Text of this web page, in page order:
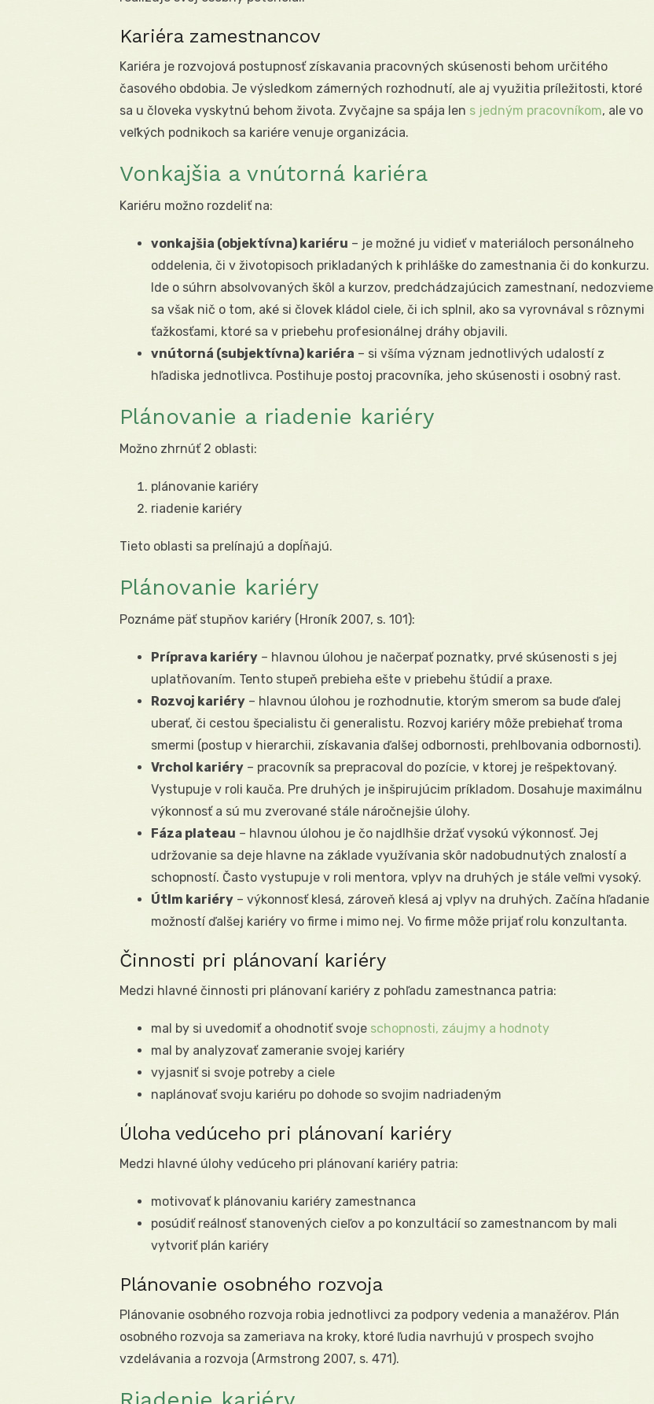
Kariéra zamestnancov
Kariéra je rozvojová postupnosť získavania pracovných skúsenosti behom určitého
časového obdobia. Je výsledkom zámerných rozhodnutí, ale aj využitia príležitosti, ktoré
sa u človeka vyskytnú behom života. Zvyčajne sa spája len s jedným pracovníkom, ale vo
veľkých podnikoch sa kariére venuje organizácia.
Vonkajšia a vnútorná kariéra
Kariéru možno rozdeliť na:
vonkajšia (objektívna) kariéru – je možné ju vidieť v materiáloch personálneho
oddelenia, či v životopisoch prikladaných k prihláške do zamestnania či do konkurzu.
Ide o súhrn absolvovaných škôl a kurzov, predchádzajúcich zamestnaní, nedozvieme
sa však nič o tom, aké si človek kládol ciele, či ich splnil, ako sa vyrovnával s rôznymi
ťažkosťami, ktoré sa v priebehu profesionálnej dráhy objavili.
vnútorná (subjektívna) kariéra – si všíma význam jednotlivých udalostí z
hľadiska jednotlivca. Postihuje postoj pracovníka, jeho skúsenosti i osobný rast.
Plánovanie a riadenie kariéry
Možno zhrnúť 2 oblasti:
plánovanie kariéry
riadenie kariéry
Tieto oblasti sa prelínajú a dopĺňajú.
Plánovanie kariéry
Poznáme päť stupňov kariéry (Hroník 2007, s. 101):
Príprava kariéry – hlavnou úlohou je načerpať poznatky, prvé skúsenosti s jej
uplatňovaním. Tento stupeň prebieha ešte v priebehu štúdií a praxe.
Rozvoj kariéry – hlavnou úlohou je rozhodnutie, ktorým smerom sa bude ďalej
uberať, či cestou špecialistu či generalistu. Rozvoj kariéry môže prebiehať troma
smermi (postup v hierarchii, získavania ďalšej odbornosti, prehlbovania odbornosti).
Vrchol kariéry – pracovník sa prepracoval do pozície, v ktorej je rešpektovaný.
Vystupuje v roli kauča. Pre druhých je inšpirujúcim príkladom. Dosahuje maximálnu
výkonnosť a sú mu zverované stále náročnejšie úlohy.
Fáza plateau – hlavnou úlohou je čo najdlhšie držať vysokú výkonnosť. Jej
udržovanie sa deje hlavne na základe využívania skôr nadobudnutých znalostí a
schopností. Často vystupuje v roli mentora, vplyv na druhých je stále veľmi vysoký.
Útlm kariéry – výkonnosť klesá, zároveň klesá aj vplyv na druhých. Začína hľadanie
možností ďalšej kariéry vo firme i mimo nej. Vo firme môže prijať rolu konzultanta.
Činnosti pri plánovaní kariéry
Medzi hlavné činnosti pri plánovaní kariéry z pohľadu zamestnanca patria:
mal by si uvedomiť a ohodnotiť svoje schopnosti, záujmy a hodnoty
mal by analyzovať zameranie svojej kariéry
vyjasniť si svoje potreby a ciele
naplánovať svoju kariéru po dohode so svojim nadriadeným
Úloha vedúceho pri plánovaní kariéry
Medzi hlavné úlohy vedúceho pri plánovaní kariéry patria:
motivovať k plánovaniu kariéry zamestnanca
posúdiť reálnosť stanovených cieľov a po konzultácií so zamestnancom by mali
vytvoriť plán kariéry
Plánovanie osobného rozvoja
Plánovanie osobného rozvoja robia jednotlivci za podpory vedenia a manažérov. Plán
osobného rozvoja sa zameriava na kroky, ktoré ľudia navrhujú v prospech svojho
vzdelávania a rozvoja (Armstrong 2007, s. 471).